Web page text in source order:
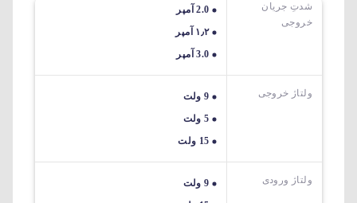
شدتِ جریان
خروجی
2.0 آمپر
۱٫۲ آمپر
3.0 آمپر
ولتاژ خروجی
9 ولت
5 ولت
15 ولت
ولتاژ ورودی
9 ولت